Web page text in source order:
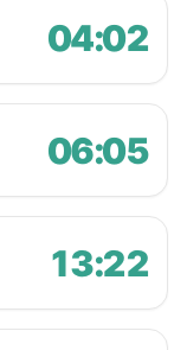
04:02
06:05
13:22